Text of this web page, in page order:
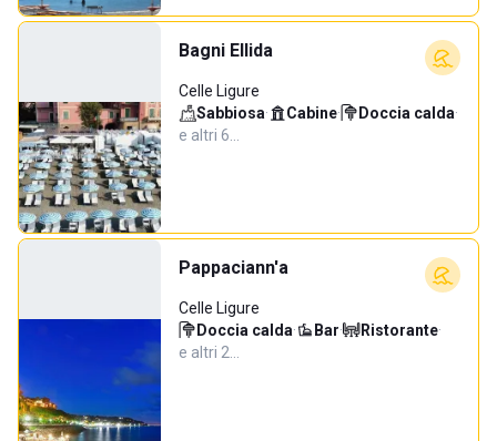
Bagni Ellida
Celle Ligure
Sabbiosa· Cabine· Doccia calda·
e altri 6…
Pappaciann'a
Celle Ligure
Doccia calda· Bar· Ristorante·
e altri 2…